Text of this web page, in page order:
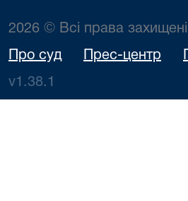
2026 © Всі права захищені
Про суд Прес-центр
v1.38.1